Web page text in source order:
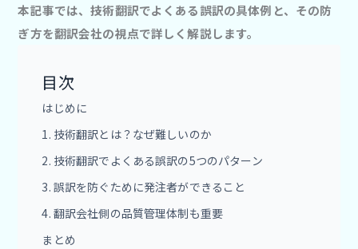
本記事では、技術翻訳でよくある誤訳の具体例と、その防
ぎ方を翻訳会社の視点で詳しく解説します。
目次
はじめに
1. 技術翻訳とは？なぜ難しいのか
2. 技術翻訳でよくある誤訳の5つのパターン
3. 誤訳を防ぐために発注者ができること
4. 翻訳会社側の品質管理体制も重要
まとめ